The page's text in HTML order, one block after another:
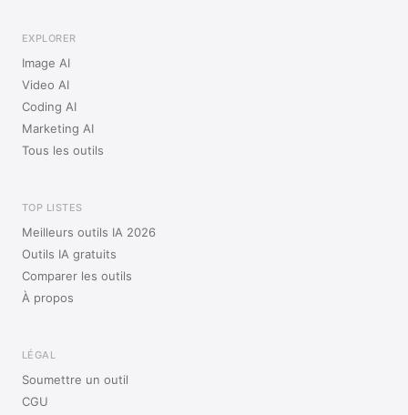
EXPLORER
Image AI
Video AI
Coding AI
Marketing AI
Tous les outils
TOP LISTES
Meilleurs outils IA 2026
Outils IA gratuits
Comparer les outils
À propos
LÉGAL
Soumettre un outil
CGU